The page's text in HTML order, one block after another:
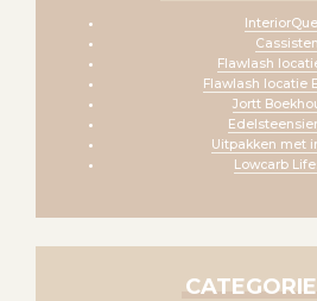
Flawlash
Flawlash locatie
Jortt
Uitpakken met
Lowcarb